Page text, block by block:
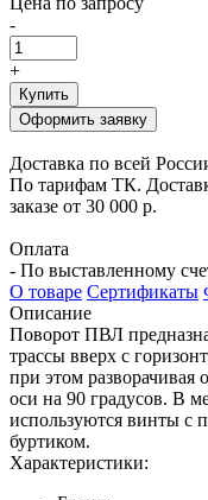
-
+
Купить
Оформить заявку
Доставка по всей
По тарифам ТК.
заказе от 30 000 р.
Оплата
- По выставленному
О товаре Сертификаты
Описание
Поворот ПВЛ
трассы вверх с
при этом разворачивая
оси на 90 градусов. В
используются винты с
буртиком.
Характеристики: